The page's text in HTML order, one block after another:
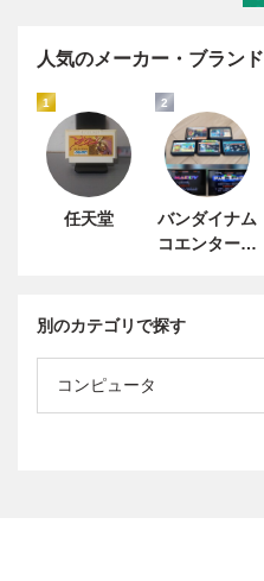
人気のメーカー・ブランド
1
任天堂
2
バンダイナム
コエンターテ
別のカテゴリで探す
コンピュータ